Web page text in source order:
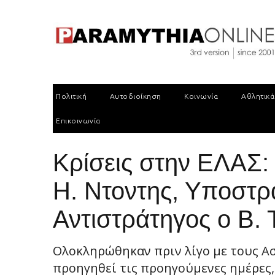
Πολιτική Αυτοδιοίκηση Κοινωνία Αθλητικά
Επικοινωνία
Kρίσεις στην
Η. Ντοντης,
Αντιστράτηγος ο Β.
Ολοκληρώθηκαν πριν λίγο με τους
προηγηθεί τις προηγούμενες